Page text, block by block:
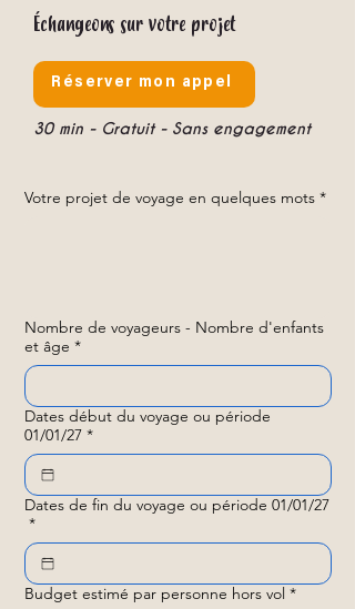
Échangeons sur votre projet
Réserver mon appel
30 min - Gratuit - Sans engagement
Votre projet de voyage en quelques mots *
Nombre de voyageurs - Nombre d'enfants
et âge *
Dates début du voyage ou période
01/01/27 *
Dates de fin du voyage ou période 01/01/27
*
Budget estimé par personne hors vol *